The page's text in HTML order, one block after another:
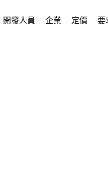
開發人員 企業 定價 要